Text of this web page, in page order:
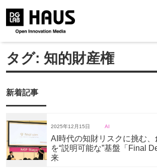
タグ: 知的財産権
新着記事
2025年12月15日 AI
AI時代の知財リスクに挑む、
を“説明可能な”基盤「Final
来